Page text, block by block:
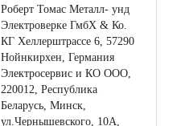
Роберт Томас Металл- унд
Электроверке ГмбХ & Ко.
КГ Хеллерштрассе 6, 57290
Нойнкирхен, Германия
Электросервис и КО ООО,
220012, Республика
Беларусь, Минск,
ул.Чернышевского, 10А,